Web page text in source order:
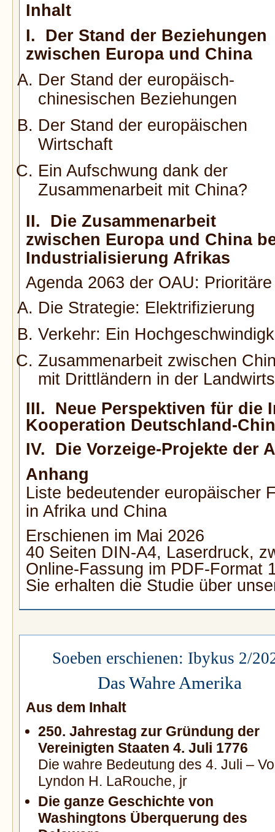
Inhalt
I. Der Stand der Beziehungen
zwischen Europa und China
Der Stand der europäisch-
chinesischen Beziehungen
Der Stand der europäischen
Wirtschaft
Ein Aufschwung dank der
Zusammenarbeit mit China?
II. Die Zusammenarbeit
zwischen Europa und China
Industrialisierung Afrikas
Agenda 2063 der OAU:
Die Strategie: Elektrifizierung
Verkehr: Ein
Zusammenarbeit zwischen
mit Drittländern in der
III. Neue Perspektiven für die
Kooperation Deutschland-
IV. Die Vorzeige-Projekte der
Anhang
Liste bedeutender europäischer
in Afrika und China
Erschienen im Mai 2026
40 Seiten DIN-A4, Laserdruck,
Online-Fassung im PDF-Format
Sie erhalten die Studie über
Soeben erschienen: Ibykus 2/
Das Wahre Amerika
Aus dem Inhalt
250. Jahrestag zur Gründung der
Vereinigten Staaten 4. Juli 1776
Die wahre Bedeutung des 4. Juli –
Lyndon H. LaRouche, jr
Die ganze Geschichte von
Washingtons Überquerung des